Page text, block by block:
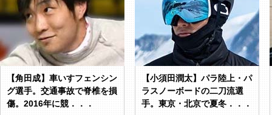
【角田成】車いすフェンシン
グ選手。交通事故で脊椎を損
傷。2016年に競．．．
【小須田潤太】パラ陸上・パ
ラスノーボードの二刀流選
手。東京・北京で夏冬．．．